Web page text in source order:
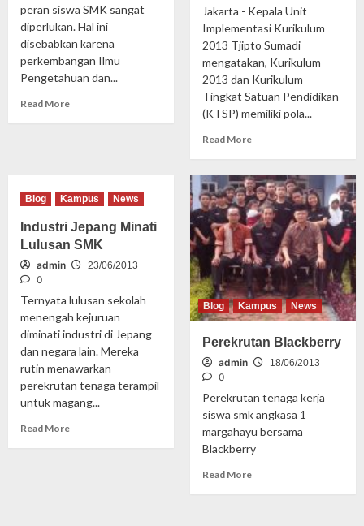
peran siswa SMK sangat
diperlukan. Hal ini
disebabkan karena
perkembangan Ilmu
Pengetahuan dan...
Read More
Jakarta - Kepala Unit
Implementasi Kurikulum
2013 Tjipto Sumadi
mengatakan, Kurikulum
2013 dan Kurikulum
Tingkat Satuan Pendidikan
(KTSP) memiliki pola...
Read More
Blog Kampus News
Industri Jepang Minati
Lulusan SMK
admin 23/06/2013
0
Ternyata lulusan sekolah
menengah kejuruan
diminati industri di Jepang
dan negara lain. Mereka
rutin menawarkan
perekrutan tenaga terampil
untuk magang...
Read More
Blog Kampus News
Perekrutan Blackberry
admin 18/06/2013
0
Perekrutan tenaga kerja
siswa smk angkasa 1
margahayu bersama
Blackberry
Read More